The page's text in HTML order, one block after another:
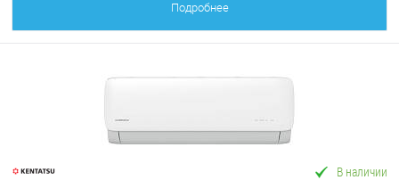
Подробнее
В наличии